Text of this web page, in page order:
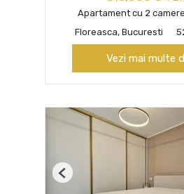
Apartament cu 2
Floreasca, Bucuresti
Vezi mai multe
Previous